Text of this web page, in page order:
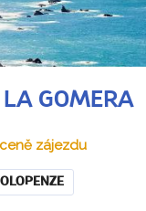
GOMERA
zájezdu